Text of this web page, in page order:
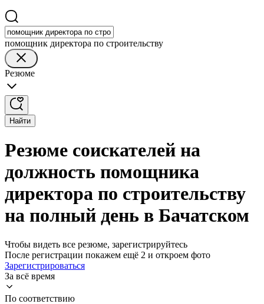
помощник директора по строительству
Резюме
Найти
Резюме соискателей на
должность помощника
директора по строительству
на полный день в Бачатском
Чтобы видеть все резюме, зарегистрируйтесь
После регистрации покажем ещё 2 и откроем фото
Зарегистрироваться
За всё время
По соответствию